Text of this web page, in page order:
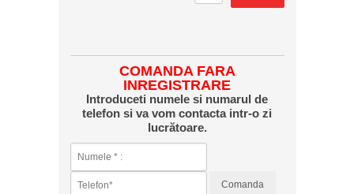
COMANDA FARA
INREGISTRARE
Introduceti numele si numarul de
telefon si va vom contacta intr-o zi
lucrătoare.
Comanda